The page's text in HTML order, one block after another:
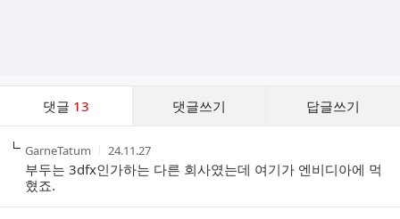
댓글 13 댓글쓰기 답글쓰기
트
작
성
자
GarneTatum
작
성
시
24.11.27
부두는 3dfx인가하는 다른 회사였는데 여기가 엔비디아에 먹
혔죠.